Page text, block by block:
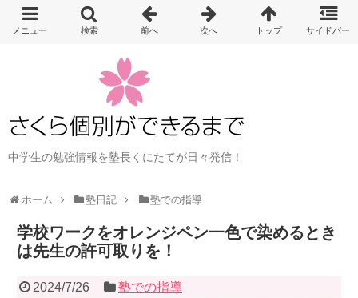
中学生の勉強情報を塾長くにたてが日々発信！
ホーム 塾日記 塾での指導
学校ワークをオレンジペン一色で染めるとき
は先生の許可取りを！
2024/7/26 塾での指導